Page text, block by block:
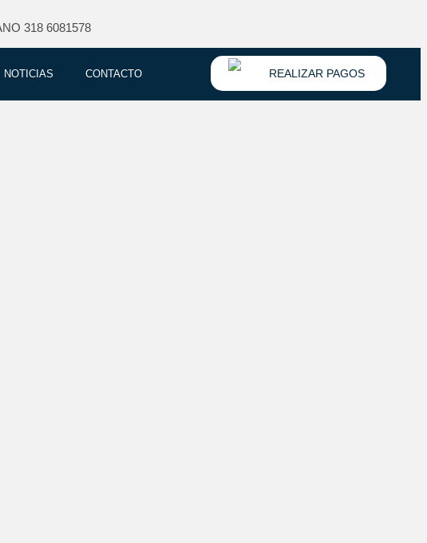
318 6081578
NOTICIAS CONTACTO REALIZAR PAGOS